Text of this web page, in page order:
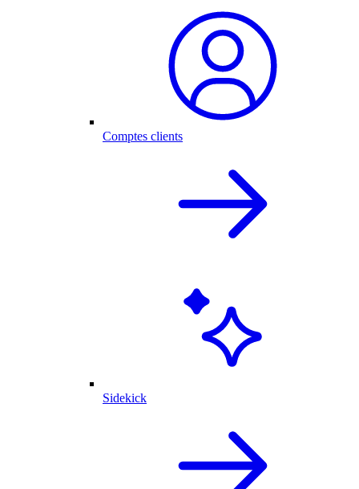
Comptes clients
Sidekick